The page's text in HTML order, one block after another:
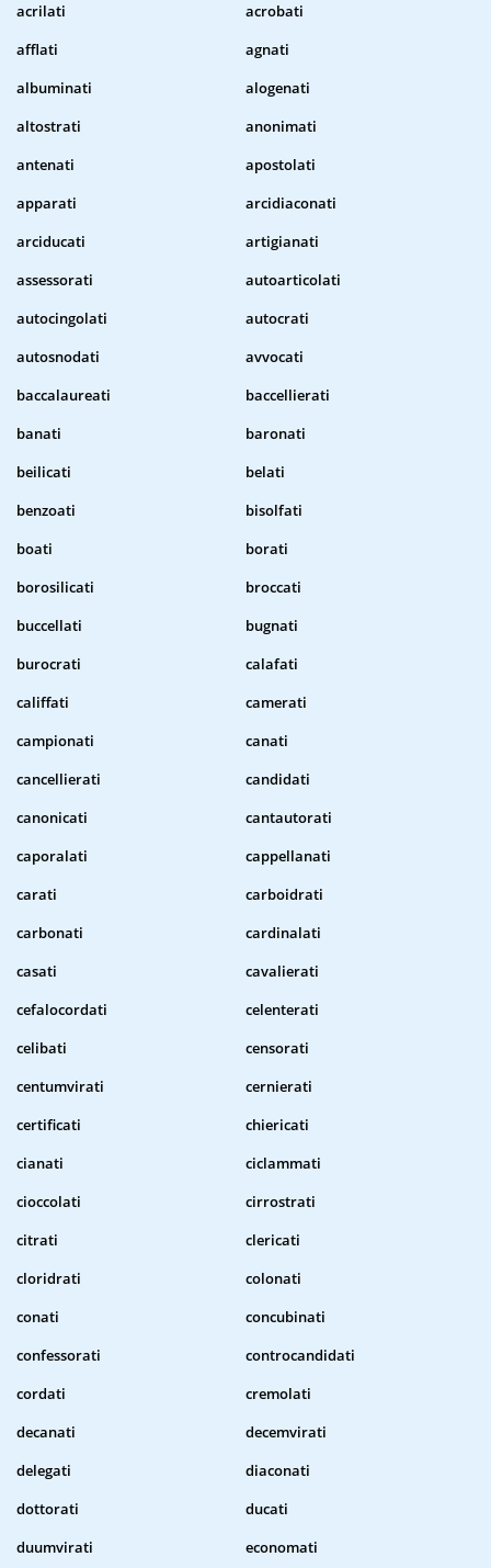
acrilati
acrobati
afflati
agnati
albuminati
alogenati
altostrati
anonimati
antenati
apostolati
apparati
arcidiaconati
arciducati
artigianati
assessorati
autoarticolati
autocingolati
autocrati
autosnodati
avvocati
baccalaureati
baccellierati
banati
baronati
beilicati
belati
benzoati
bisolfati
boati
borati
borosilicati
broccati
buccellati
bugnati
burocrati
calafati
califfati
camerati
campionati
canati
cancellierati
candidati
canonicati
cantautorati
caporalati
cappellanati
carati
carboidrati
carbonati
cardinalati
casati
cavalierati
cefalocordati
celenterati
celibati
censorati
centumvirati
cernierati
certificati
chiericati
cianati
ciclammati
cioccolati
cirrostrati
citrati
clericati
cloridrati
colonati
conati
concubinati
confessorati
controcandidati
cordati
cremolati
decanati
decemvirati
delegati
diaconati
dottorati
ducati
duumvirati
economati